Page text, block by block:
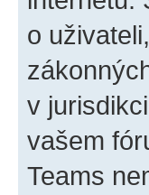
o
v
vašem
Teams